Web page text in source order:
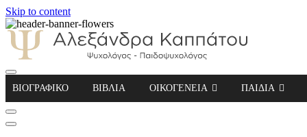
Skip to content
Αλεξάνδρα Καππάτου Ψυχολόγος –
ΒΙΟΓΡΑΦΙΚΟ ΒΙΒΛΙΑ ΟΙΚΟΓΕΝΕΙΑ ΠΑΙΔΙΑ